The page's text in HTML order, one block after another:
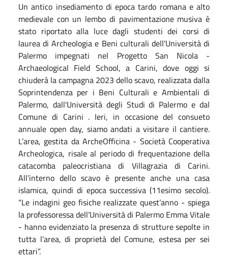
Un antico insediamento di epoca tardo romana e alto
medievale con un lembo di pavimentazione musiva è
stato riportato alla luce dagli studenti dei corsi di
laurea di Archeologia e Beni culturali dell’Università di
Palermo impegnati nel Progetto San Nicola -
Archaeological Field School, a Carini, dove oggi si
chiuderà la campagna 2023 dello scavo, realizzata dalla
Soprintendenza per i Beni Culturali e Ambientali di
Palermo, dall'Università degli Studi di Palermo e dal
Comune di Carini . Ieri, in occasione del consueto
annuale open day, siamo andati a visitare il cantiere.
L’area, gestita da ArcheOfficina - Società Cooperativa
Archeologica, risale al periodo di frequentazione della
catacomba paleocristiana di Villagrazia di Carini.
All’interno dello scavo è presente anche una casa
islamica, quindi di epoca successiva (11esimo secolo).
“Le indagini geo fisiche realizzate quest’anno - spiega
la professoressa dell’Università di Palermo Emma Vitale
- hanno evidenziato la presenza di strutture sepolte in
tutta l’area, di proprietà del Comune, estesa per sei
ettari”.